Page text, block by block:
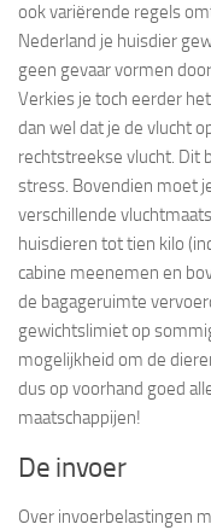
ook variërende regels
Nederland je huisdier
geen gevaar vormen
Verkies je toch eerder
dan wel dat je de vlucht
rechtstreekse vlucht. Dit
stress. Bovendien moet
verschillende
huisdieren tot tien kilo
cabine meenemen en
de bagageruimte
gewichtslimiet op
mogelijkheid om de
dus op voorhand goed
maatschappijen!
De invoer
Over invoerbelastingen